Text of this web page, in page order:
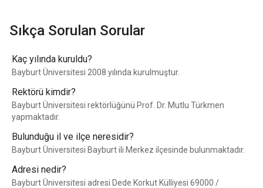
Sıkça Sorulan Sorular
Kaç yılında kuruldu?
Bayburt Üniversitesi 2008 yılında kurulmuştur.
Rektörü kimdir?
Bayburt Üniversitesi rektörlüğünü Prof. Dr. Mutlu Türkmen
yapmaktadır.
Bulunduğu il ve ilçe neresidir?
Bayburt Üniversitesi Bayburt ili Merkez ilçesinde bulunmaktadır.
Adresi nedir?
Bayburt Üniversitesi adresi Dede Korkut Külliyesi 69000 /